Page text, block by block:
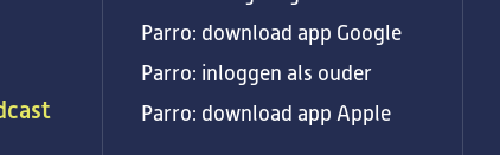
Parro: download app Google
Parro: inloggen als ouder
Parro: download app Apple